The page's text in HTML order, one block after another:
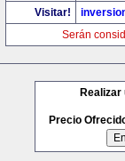
Visitar!
Serán
Realizar
Precio